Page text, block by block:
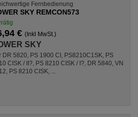
Fernbedienung
SKY REMCON573
€(Inkl MwSt.)
SKY
DR 5820, PS 1900 CI, PS8210C1SK, PS
CISK / II?, PS 8210 CISK / I?, DR 5840, VN
PS 8210 CISK, ...